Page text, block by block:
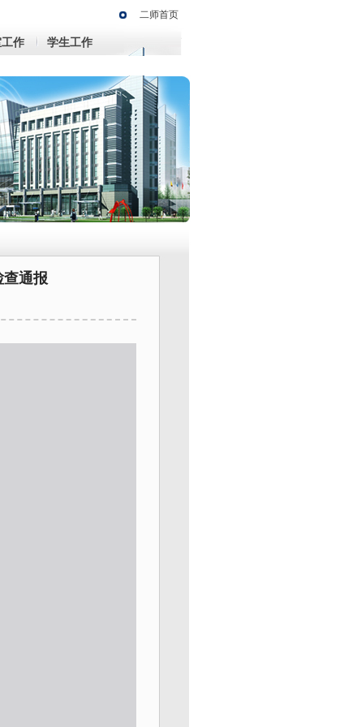
二师首页
作 学生工作
查通报